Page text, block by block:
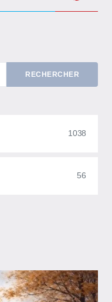
RECHERCHER
1038
56